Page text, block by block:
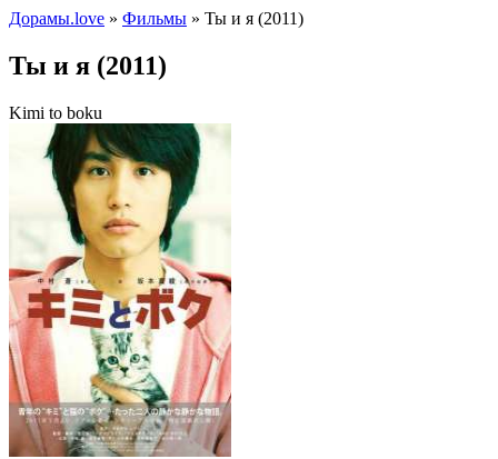
Дорамы.love » Фильмы » Ты и я (2011)
Ты и я (2011)
Kimi to boku